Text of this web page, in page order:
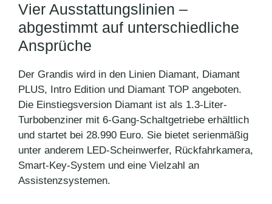
Vier Ausstattungslinien –
abgestimmt auf unterschiedliche
Ansprüche
Der Grandis wird in den Linien Diamant, Diamant
PLUS, Intro Edition und Diamant TOP angeboten.
Die Einstiegsversion Diamant ist als 1.3-Liter-
Turbobenziner mit 6-Gang-Schaltgetriebe erhältlich
und startet bei 28.990 Euro. Sie bietet serienmäßig
unter anderem LED-Scheinwerfer, Rückfahrkamera,
Smart-Key-System und eine Vielzahl an
Assistenzsystemen.